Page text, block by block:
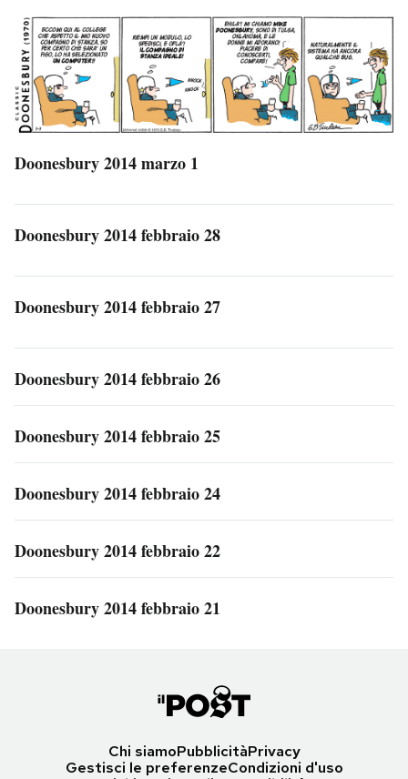
Doonesbury 2014 marzo 1
Doonesbury 2014 febbraio 28
Doonesbury 2014 febbraio 27
Doonesbury 2014 febbraio 26
Doonesbury 2014 febbraio 25
Doonesbury 2014 febbraio 24
Doonesbury 2014 febbraio 22
Doonesbury 2014 febbraio 21
Chi siamoPubblicitàPrivacy
Gestisci le preferenzeCondizioni d'uso